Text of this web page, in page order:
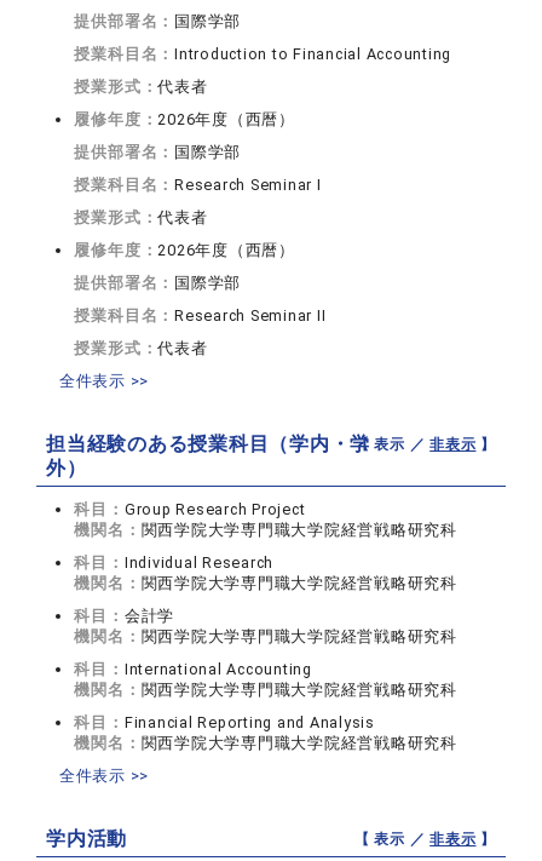
提供部署名： 国際学部
授業科目名：Introduction to Financial Accounting
授業形式：代表者
履修年度：2026年度（西暦）
提供部署名： 国際学部
授業科目名：Research Seminar I
授業形式：代表者
履修年度：2026年度（西暦）
提供部署名： 国際学部
授業科目名：Research Seminar II
授業形式：代表者
全件表示 >>
担当経験のある授業科目（学内・学
外）
【 表示 ／非表示 】
科目： Group Research Project
機関名： 関西学院大学専門職大学院経営戦略研究科
科目： Individual Research
機関名： 関西学院大学専門職大学院経営戦略研究科
科目： 会計学
機関名： 関西学院大学専門職大学院経営戦略研究科
科目： International Accounting
機関名： 関西学院大学専門職大学院経営戦略研究科
科目： Financial Reporting and Analysis
機関名： 関西学院大学専門職大学院経営戦略研究科
全件表示 >>
学内活動 【 表示 ／非表示 】